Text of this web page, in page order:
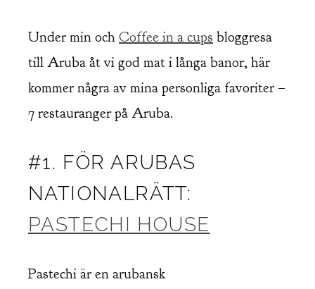
Under min och Coffee in a cups bloggresa
till Aruba åt vi god mat i långa banor, här
kommer några av mina personliga favoriter –
7 restauranger på Aruba.
#1. FÖR ARUBAS
NATIONALRÄTT:
PASTECHI HOUSE
Pastechi är en arubansk